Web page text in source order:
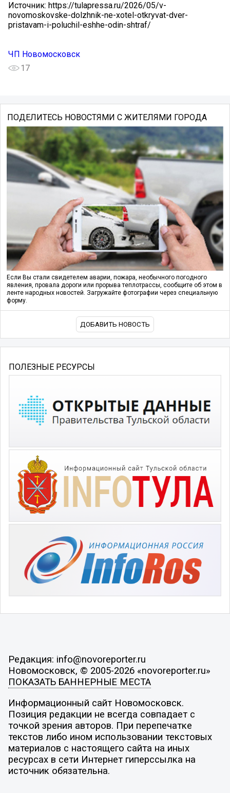
Источник: https://tulapressa.ru/2026/05/v-
novomoskovske-dolzhnik-ne-xotel-otkryvat-dver-
pristavam-i-poluchil-eshhe-odin-shtraf/
ЧП Новомосковск
17
ПОДЕЛИТЕСЬ НОВОСТЯМИ С ЖИТЕЛЯМИ ГОРОДА
Если Вы стали свидетелем аварии, пожара, необычного погодного
явления, провала дороги или прорыва теплотрассы, сообщите об этом в
ленте народных новостей. Загружайте фотографии через специальную
форму.
ДОБАВИТЬ НОВОСТЬ
ПОЛЕЗНЫЕ РЕСУРСЫ
Редакция: info@novoreporter.ru
Новомосковск, © 2005-2026 «novoreporter.ru»
ПОКАЗАТЬ БАННЕРНЫЕ МЕСТА
Информационный сайт Новомосковск.
Позиция редакции не всегда совпадает с
точкой зрения авторов. При перепечатке
текстов либо ином использовании текстовых
материалов с настоящего сайта на иных
ресурсах в сети Интернет гиперссылка на
источник обязательна.